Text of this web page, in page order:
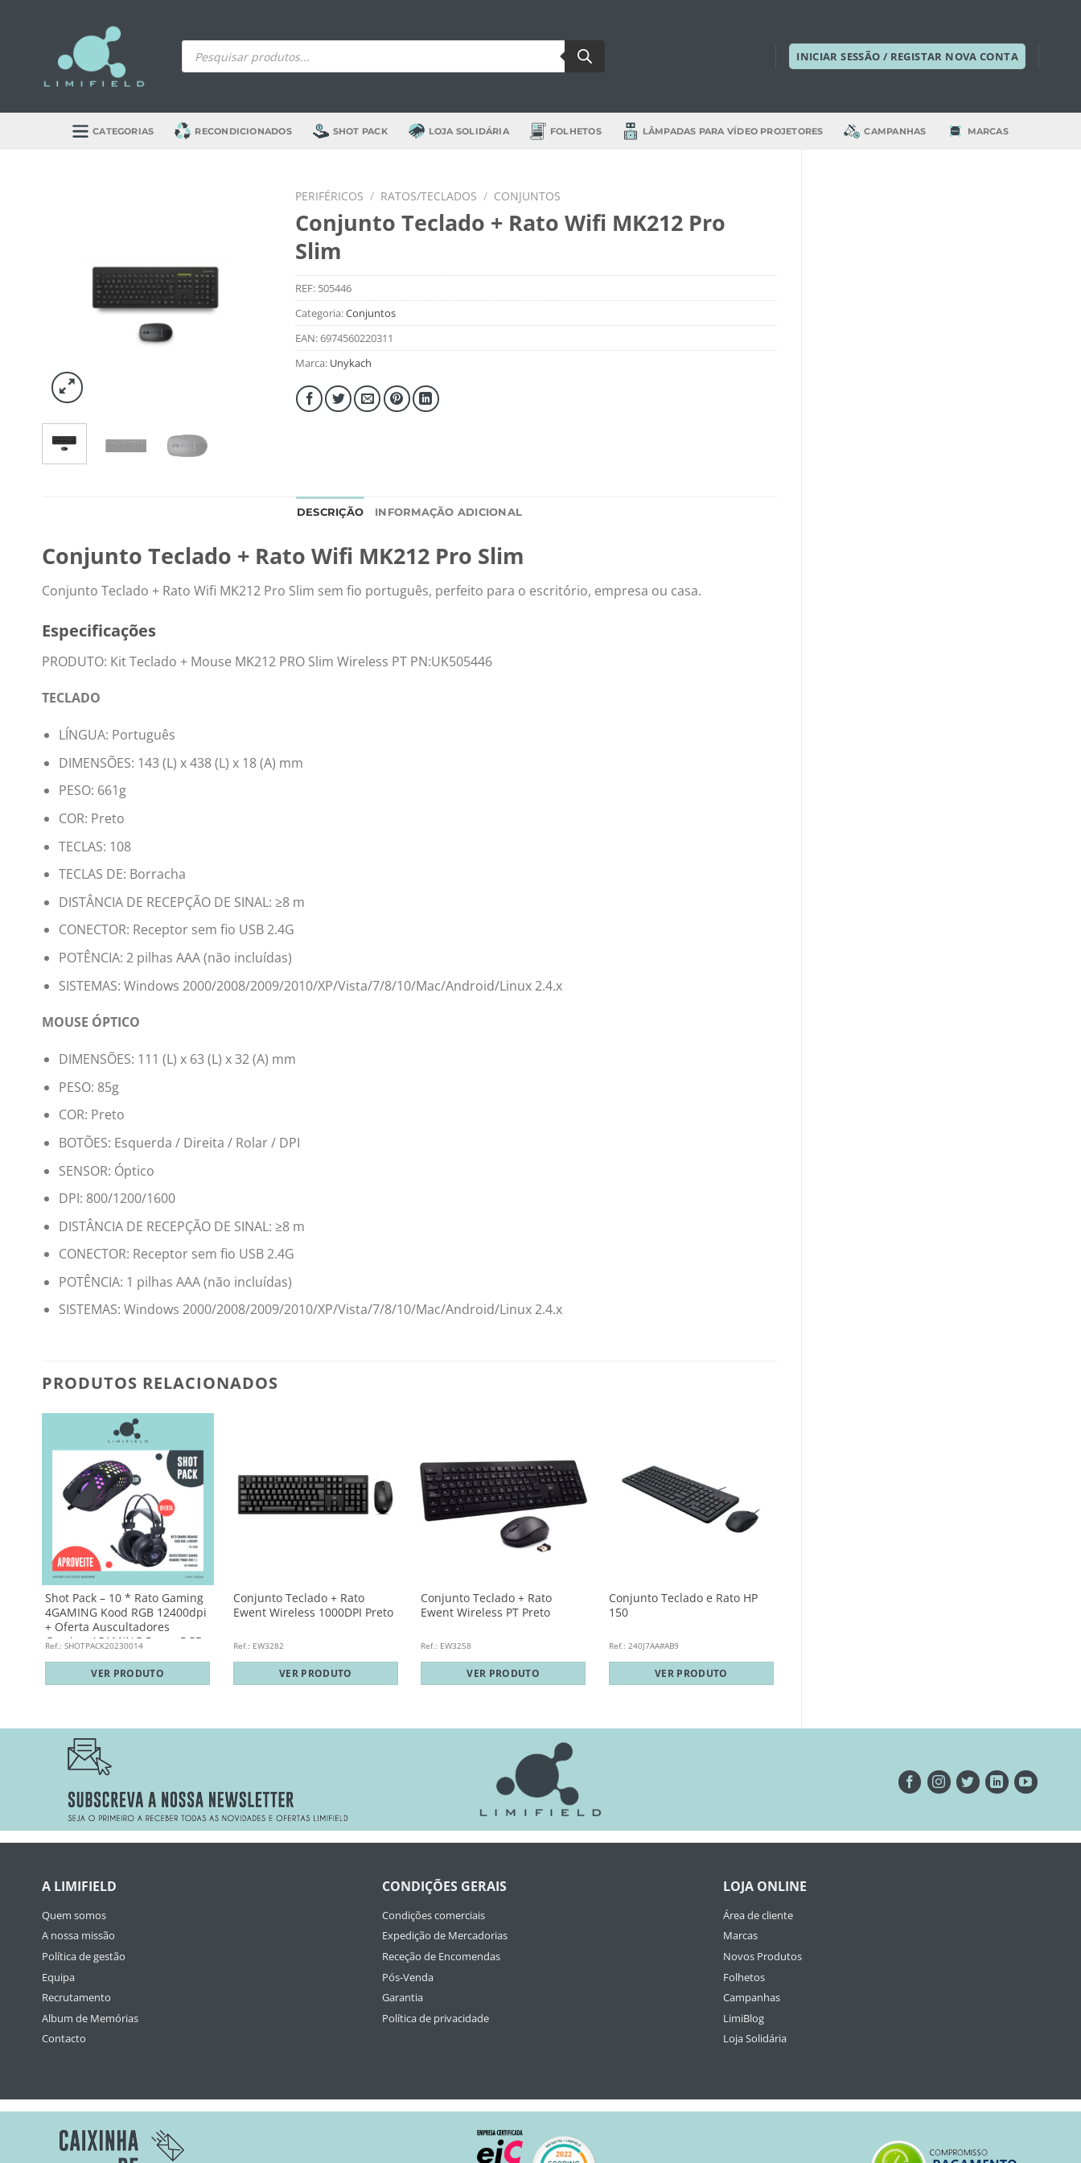
Products
search INICIAR SESSÃO / REGISTAR NOVA CONTA
CATEGORIAS RECONDICIONADOS SHOT PACK LOJA SOLIDÁRIA FOLHETOS LÂMPADAS PARA VÍDEO PROJETORES CAMPANHAS MARCAS
PERIFÉRICOS / RATOS/TECLADOS / CONJUNTOS
Conjunto Teclado + Rato Wifi MK212 Pro
Slim
REF: 505446
Categoria:Conjuntos
EAN:6974560220311
Marca: Unykach
DESCRIÇÃO INFORMAÇÃO ADICIONAL
Conjunto Teclado + Rato Wifi MK212 Pro Slim
Conjunto Teclado + Rato Wifi MK212 Pro Slim sem fio português, perfeito para o escritório, empresa ou casa.
Especificações
PRODUTO: Kit Teclado + Mouse MK212 PRO Slim Wireless PT PN:UK505446
TECLADO
LÍNGUA: Português
DIMENSÕES: 143 (L) x 438 (L) x 18 (A) mm
PESO: 661g
COR: Preto
TECLAS: 108
TECLAS DE: Borracha
DISTÂNCIA DE RECEPÇÃO DE SINAL: ≥8 m
CONECTOR: Receptor sem fio USB 2.4G
POTÊNCIA: 2 pilhas AAA (não incluídas)
SISTEMAS: Windows 2000/2008/2009/2010/XP/Vista/7/8/10/Mac/Android/Linux 2.4.x
MOUSE ÓPTICO
DIMENSÕES: 111 (L) x 63 (L) x 32 (A) mm
PESO: 85g
COR: Preto
BOTÕES: Esquerda / Direita / Rolar / DPI
SENSOR: Óptico
DPI: 800/1200/1600
DISTÂNCIA DE RECEPÇÃO DE SINAL: ≥8 m
CONECTOR: Receptor sem fio USB 2.4G
POTÊNCIA: 1 pilhas AAA (não incluídas)
SISTEMAS: Windows 2000/2008/2009/2010/XP/Vista/7/8/10/Mac/Android/Linux 2.4.x
PRODUTOS RELACIONADOS
Shot Pack – 10 * Rato Gaming
4GAMING Kood RGB 12400dpi
+ Oferta Auscultadores
Gaming 4GAMING Prana RGB
Ref.: SHOTPACK20230014
VER PRODUTO
Conjunto Teclado + Rato
Ewent Wireless 1000DPI Preto
Ref.: EW3282
VER PRODUTO
Conjunto Teclado + Rato
Ewent Wireless PT Preto
Ref.: EW3258
VER PRODUTO
Conjunto Teclado e Rato HP
150
Ref.: 240J7AA#AB9
VER PRODUTO
A LIMIFIELD
Quem somos
A nossa missão
Política de gestão
Equipa
Recrutamento
Album de Memórias
Contacto
CONDIÇÕES GERAIS
Condições comerciais
Expedição de Mercadorias
Receção de Encomendas
Pós-Venda
Garantia
Política de privacidade
LOJA ONLINE
Área de cliente
Marcas
Novos Produtos
Folhetos
Campanhas
LimiBlog
Loja Solidária